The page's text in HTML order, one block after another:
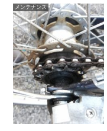
メンテナンス